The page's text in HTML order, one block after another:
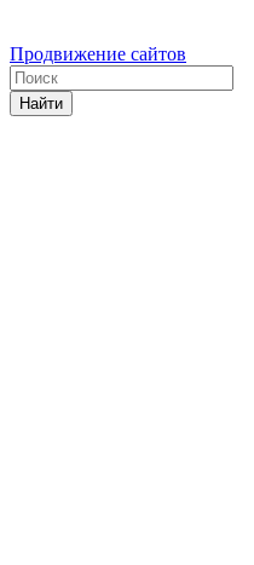
Продвижение сайтов
Найти